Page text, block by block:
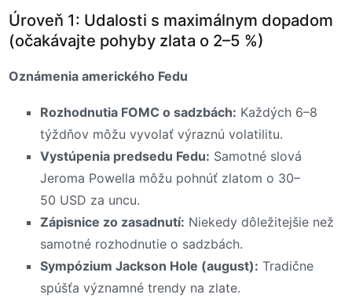
Úroveň 1: Udalosti s maximálnym dopadom
(očakávajte pohyby zlata o 2–5 %)
Oznámenia amerického Fedu
Rozhodnutia FOMC o sadzbách: Každých 6–8
týždňov môžu vyvolať výraznú volatilitu.
Vystúpenia predsedu Fedu: Samotné slová
Jeroma Powella môžu pohnúť zlatom o 30–
50 USD za uncu.
Zápisnice zo zasadnutí: Niekedy dôležitejšie než
samotné rozhodnutie o sadzbách.
Sympózium Jackson Hole (august): Tradične
spúšťa významné trendy na zlate.